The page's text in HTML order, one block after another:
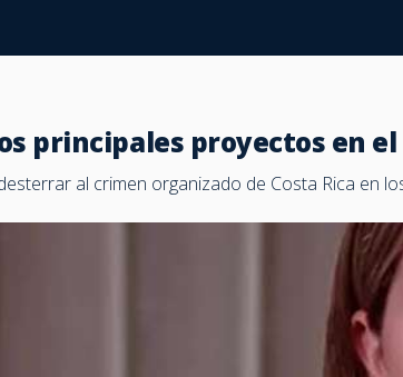
principales proyectos en
al crimen organizado de Costa Rica en